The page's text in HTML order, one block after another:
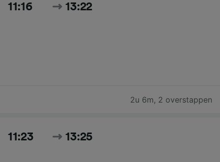
11:16 13:22
2u 6m, 2 overstappen
11:23 13:25